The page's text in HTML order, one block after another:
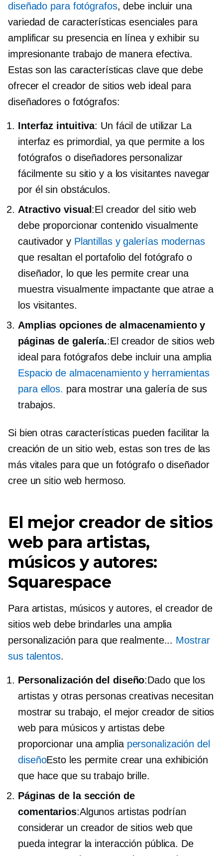
diseñado para fotógrafos, debe incluir una
variedad de características esenciales para
amplificar su presencia en línea y exhibir su
impresionante trabajo de manera efectiva.
Estas son las características clave que debe
ofrecer el creador de sitios web ideal para
diseñadores o fotógrafos:
Interfaz intuitiva: Un fácil de utilizar La
interfaz es primordial, ya que permite a los
fotógrafos o diseñadores personalizar
fácilmente su sitio y a los visitantes navegar
por él sin obstáculos.
Atractivo visual :El creador del sitio web
debe proporcionar contenido visualmente
cautivador y Plantillas y galerías modernas
que resaltan el portafolio del fotógrafo o
diseñador, lo que les permite crear una
muestra visualmente impactante que atrae a
los visitantes.
Amplias opciones de almacenamiento y
páginas de galería.:El creador de sitios web
ideal para fotógrafos debe incluir una amplia
Espacio de almacenamiento y herramientas
para ellos. para mostrar una galería de sus
trabajos.
Si bien otras características pueden facilitar la
creación de un sitio web, estas son tres de las
más vitales para que un fotógrafo o diseñador
cree un sitio web hermoso.
El mejor creador de sitios
web para artistas,
músicos y autores:
Squarespace
Para artistas, músicos y autores, el creador de
sitios web debe brindarles una amplia
personalización para que realmente... Mostrar
sus talentos.
Personalización del diseño:Dado que los
artistas y otras personas creativas necesitan
mostrar su trabajo, el mejor creador de sitios
web para músicos y artistas debe
proporcionar una amplia personalización del
diseñoEsto les permite crear una exhibición
que hace que su trabajo brille.
Páginas de la sección de
comentarios:Algunos artistas podrían
considerar un creador de sitios web que
pueda integrar la interacción pública. De